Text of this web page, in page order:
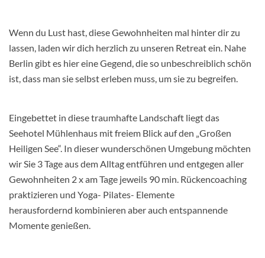
Wenn du Lust hast, diese Gewohnheiten mal hinter dir zu
lassen, laden wir dich herzlich zu unseren Retreat ein. Nahe
Berlin gibt es hier eine Gegend, die so unbeschreiblich schön
ist, dass man sie selbst erleben muss, um sie zu begreifen.
Eingebettet in diese traumhafte Landschaft liegt das
Seehotel Mühlenhaus mit freiem Blick auf den „Großen
Heiligen See“. In dieser wunderschönen Umgebung möchten
wir Sie 3 Tage aus dem Alltag entführen und entgegen aller
Gewohnheiten 2 x am Tage jeweils 90 min. Rückencoaching
praktizieren und Yoga- Pilates- Elemente
herausfordernd kombinieren aber auch entspannende
Momente genießen.